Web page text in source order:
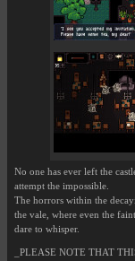
No one has ever left the
attempt the impossible.
The horrors within the
the vale, where even the
dare to whisper.
_PLEASE NOTE THAT